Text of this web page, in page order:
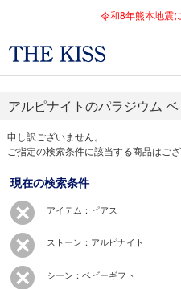
令和8年熊本地震
アルピナイトのパラジウム
申し訳ございません。
ご指定の検索条件に該当する商品はござ
現在の検索条件
アイテム：ピアス
ストーン：アルピナイト
シーン：ベビーギフト